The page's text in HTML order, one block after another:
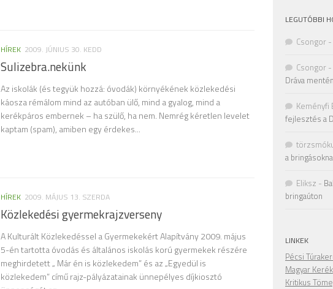
HÍREK 2009. JÚNIUS 30. KEDD
Sulizebra.nekünk
Az iskolák (és tegyük hozzá: óvodák) környékének közlekedési
káosza rémálom mind az autóban ülő, mind a gyalog, mind a
kerékpáros embernek – ha szülő, ha nem. Nemrég kéretlen levelet
kaptam (spam), amiben egy érdekes...
HÍREK 2009. MÁJUS 13. SZERDA
Közlekedési gyermekrajzverseny
A Kulturált Közlekedéssel a Gyermekekért Alapítvány 2009. május
5-én tartotta óvodás és általános iskolás korú gyermekek részére
meghirdetett „ Már én is közlekedem” és az „Egyedül is
közlekedem” című rajz-pályázatainak ünnepélyes díjkiosztó
LEGUTÓBBI
Csongor -
Csongor -
Dráva mentén
Keményfi
fejlesztés a
a
Eliksz -
bringaúton
LINKEK
Pécsi
Magyar
Kritikus